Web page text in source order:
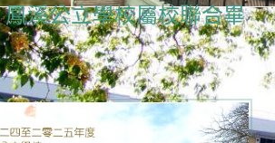
溪公立學校屬校聯合畢